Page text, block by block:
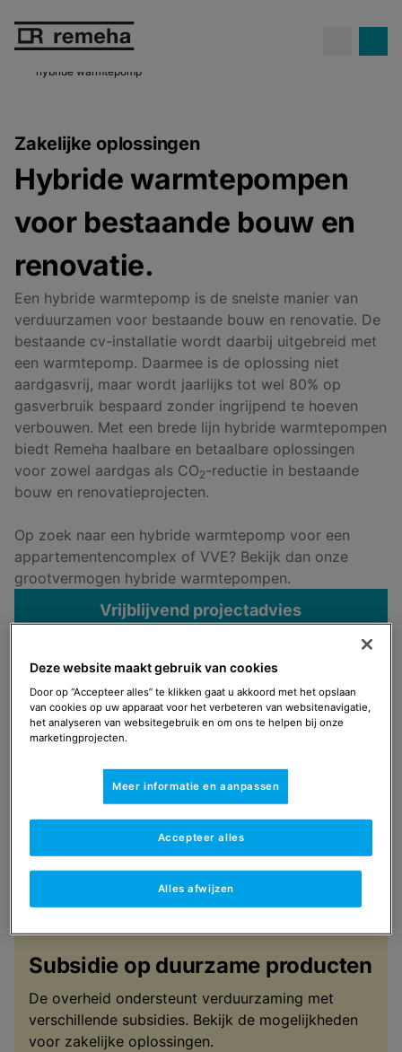
Confida warmtepompen.
op z'n best!
Ontdek Confida
hybride warmtepomp
Zakelijke oplossingen
Hybride warmtepompen
voor bestaande bouw en
renovatie.
Een hybride warmtepomp is de snelste manier van
verduurzamen voor bestaande bouw en renovatie. De
bestaande cv-installatie wordt daarbij uitgebreid met
een warmtepomp. Daarmee is de oplossing niet
aardgasvrij, maar wordt jaarlijks tot wel 80% op
gasverbruik bespaard zonder ingrijpend te hoeven
verbouwen. Met een brede lijn hybride warmtepompen
biedt Remeha haalbare en betaalbare oplossingen
voor zowel aardgas als CO2-reductie in bestaande
bouw en renovatieprojecten.
Op zoek naar een hybride warmtepomp voor een
appartementencomplex of VVE? Bekijk dan onze
grootvermogen hybride warmtepompen.
Vrijblijvend projectadvies
Navigeer naar Select
Hybride warmtepompen
Split-unit modellen
Subsidie op duurzame producten
De overheid ondersteunt verduurzaming met
verschillende subsidies. Bekijk de mogelijkheden
voor zakelijke oplossingen.
Deze website maakt gebruik van cookies
Door op “Accepteer alles” te klikken gaat u akkoord met het opslaan
van cookies op uw apparaat voor het verbeteren van websitenavigatie,
het analyseren van websitegebruik en om ons te helpen bij onze
marketingprojecten.
Meer informatie en aanpassen
Alles afwijzen
Accepteer alles